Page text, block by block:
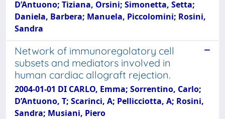
D’Antuono; Tiziana, Orsini; Simonetta, Setta;
Daniela, Barbera; Manuela, Piccolomini; Rosini,
Sandra
Network of immunoregolatory cell
subsets and mediators involved in
human cardiac allograft rejection.
2004-01-01 DI CARLO, Emma; Sorrentino, Carlo;
D’Antuono, T; Scarinci, A; Pellicciotta, A; Rosini,
Sandra; Musiani, Piero